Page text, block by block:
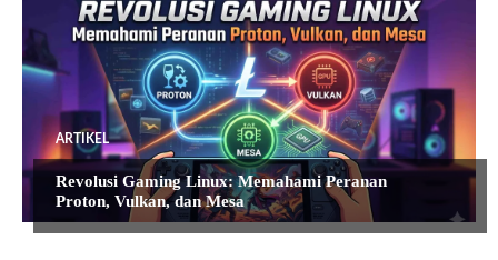
ARTIKEL
Revolusi Gaming Linux: Memahami Peranan
Proton, Vulkan, dan Mesa